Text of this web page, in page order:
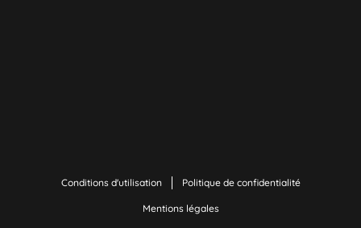
Conditions d'utilisation Politique de confidentialité
Mentions légales